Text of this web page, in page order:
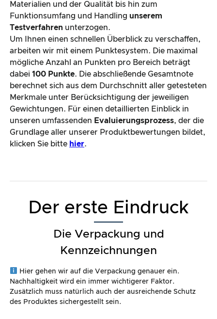
Materialien und der Qualität bis hin zum
Funktionsumfang und Handling unserem
Testverfahren unterzogen.
Um Ihnen einen schnellen Überblick zu verschaffen,
arbeiten wir mit einem Punktesystem. Die maximal
mögliche Anzahl an Punkten pro Bereich beträgt
dabei 100 Punkte. Die abschließende Gesamtnote
berechnet sich aus dem Durchschnitt aller getesteten
Merkmale unter Berücksichtigung der jeweiligen
Gewichtungen. Für einen detaillierten Einblick in
unseren umfassenden Evaluierungsprozess, der die
Grundlage aller unserer Produktbewertungen bildet,
klicken Sie bitte hier.
Der erste Eindruck
Die Verpackung und
Kennzeichnungen
Hier gehen wir auf die Verpackung genauer ein.
Nachhaltigkeit wird ein immer wichtigerer Faktor.
Zusätzlich muss natürlich auch der ausreichende Schutz
des Produktes sichergestellt sein.